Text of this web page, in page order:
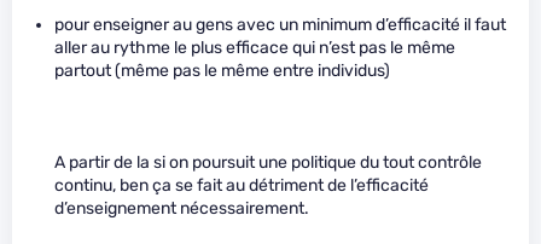
pour enseigner au gens avec un minimum d’efficacité il faut
aller au rythme le plus efficace qui n’est pas le même
partout (même pas le même entre individus)
A partir de la si on poursuit une politique du tout contrôle
continu, ben ça se fait au détriment de l’efficacité
d’enseignement nécessairement.